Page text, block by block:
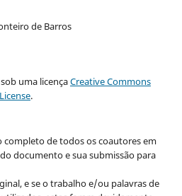
de Barros
uma licençaCreative Commons
.
completo de todos os coautores em
documento e sua submissão para
e se o trabalho e/ou palavras de